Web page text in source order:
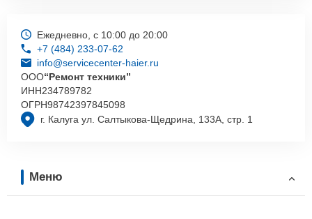
г. Калуга ул. Салтыкова-Щедрина, 133А, стр. 1
Ежедневно, с 10:00 до 20:00
+7 (484) 233-07-62
info@servicecenter-haier.ru
ООО“Ремонт техники”
ИНН234789782
ОГРН98742397845098
Меню